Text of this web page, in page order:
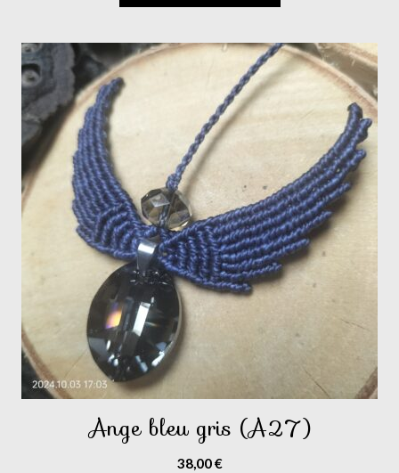
Ange bleu gris (A27)
38,00€